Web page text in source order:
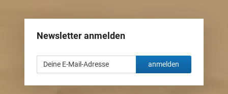
Newsletter anmelden
anmelden